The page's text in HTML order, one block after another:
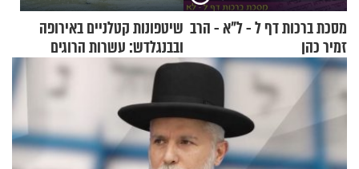
מסכת ברכות דף ל - ל"א - הרב
זמיר כהן
שיטפונות קטלניים באירופה
ובבנגלדש: עשרות הרוגים
ומיליון נפגעים